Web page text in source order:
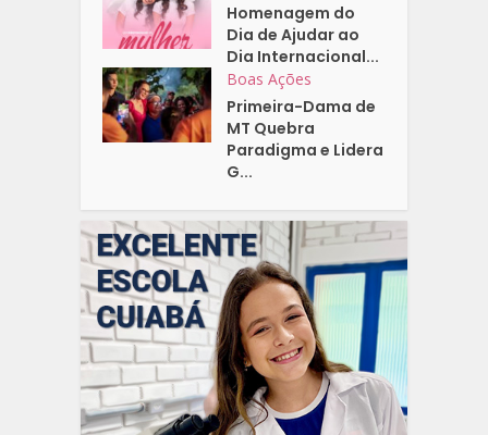
Homenagem do
Dia de Ajudar ao
Dia Internacional...
Boas Ações
Primeira-Dama de
MT Quebra
Paradigma e Lidera
G...